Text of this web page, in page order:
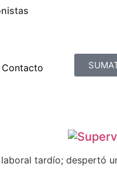
Contacto
tardío; despertó